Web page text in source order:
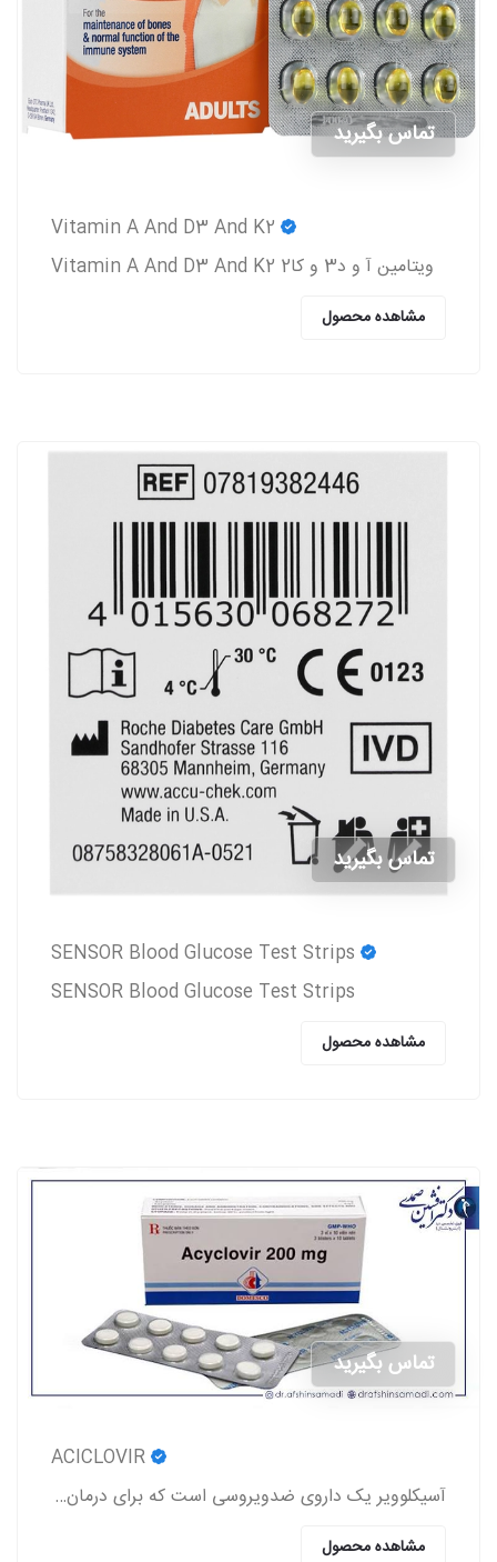
تماس بگیرید
ویتامین آ و د3 و کا2 Vitamin A And D3 And K2
مشاهده محصول
تماس بگیرید
SENSOR Blood Glucose Test Strips
مشاهده محصول
تماس بگیرید
آسیکلوویر یک داروی ضدویروسی است که برای درمان عفونت‌های ناشی از ویروس‌های هرپس (تبخال لب و تناسلی، زونا، آبله‌مرغان) استفاده می‌شود.
مشاهده محصول